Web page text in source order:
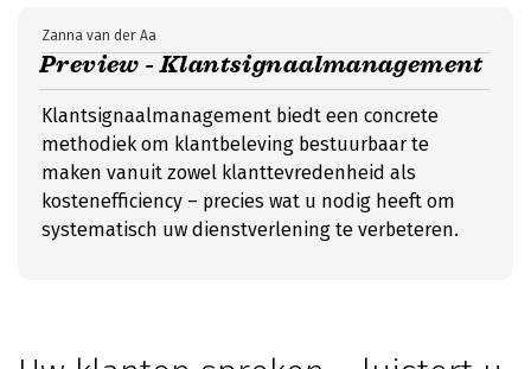
Preview - Klantsignaalmanagement
Zanna van der Aa
Klantsignaalmanagement biedt een concrete
methodiek om klantbeleving bestuurbaar te
maken vanuit zowel klanttevredenheid als
kostenefficiency – precies wat u nodig heeft om
systematisch uw dienstverlening te verbeteren.